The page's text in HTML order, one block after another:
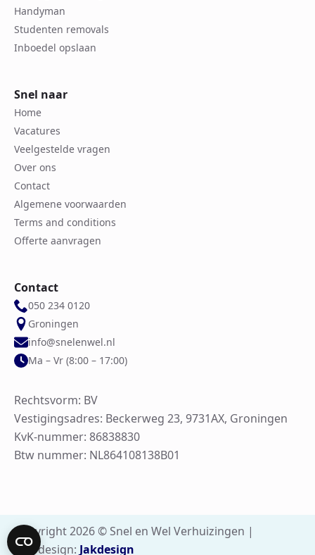
Handyman
Studenten removals
Inboedel opslaan
Snel naar
Home
Vacatures
Veelgestelde vragen
Over ons
Contact
Algemene voorwaarden
Terms and conditions
Offerte aanvragen
Contact
050 234 0120
Groningen
info@snelenwel.nl
Ma – Vr (8:00 – 17:00)
Rechtsvorm: BV
Vestigingsadres: Beckerweg 23, 9731AX, Groningen
KvK-nummer: 86838830
Btw nummer: NL864108138B01
Copyright 2026 © Snel en Wel Verhuizingen |
Webdesign: Jakdesign